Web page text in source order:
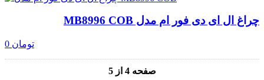
چراغ ال ای دی فور ام مدل MB8996 COB
0 تومان
صفحه 4 از 5